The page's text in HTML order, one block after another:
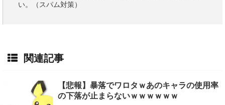
い。（スパム対策）
関連記事
【悲報】暴落でワロタｗあのキャラの使用率
の下落が止まらないｗｗｗｗｗｗ